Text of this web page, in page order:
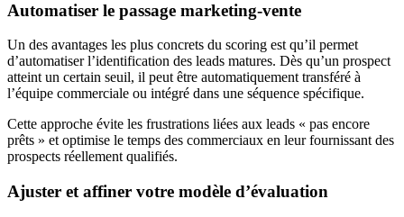
Automatiser le passage marketing-vente
Un des avantages les plus concrets du scoring est qu’il permet
d’automatiser l’identification des leads matures. Dès qu’un prospect
atteint un certain seuil, il peut être automatiquement transféré à
l’équipe commerciale ou intégré dans une séquence spécifique.
Cette approche évite les frustrations liées aux leads « pas encore
prêts » et optimise le temps des commerciaux en leur fournissant des
prospects réellement qualifiés.
Ajuster et affiner votre modèle d’évaluation